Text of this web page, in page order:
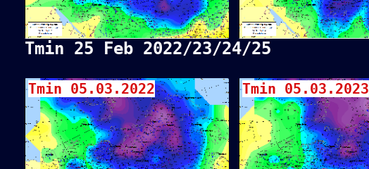
Tmin 25 Feb 2022/23/24/25
Tmin 05.03.2022 Tmin 05.03.2023